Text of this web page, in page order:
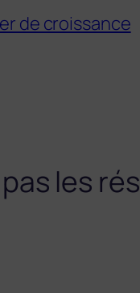
de croissance
les